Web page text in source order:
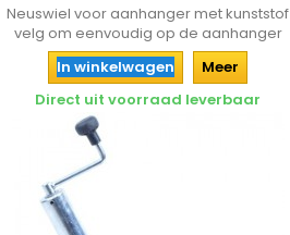
Neuswiel voor aanhanger met kunststof
velg om eenvoudig op de aanhanger
te...
In winkelwagen
Meer
Direct uit voorraad leverbaar